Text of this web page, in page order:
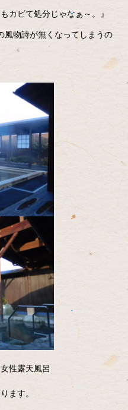
カビて処分じゃなぁ～。』
物詩が無くなってしまうの
性露天風呂
ます。